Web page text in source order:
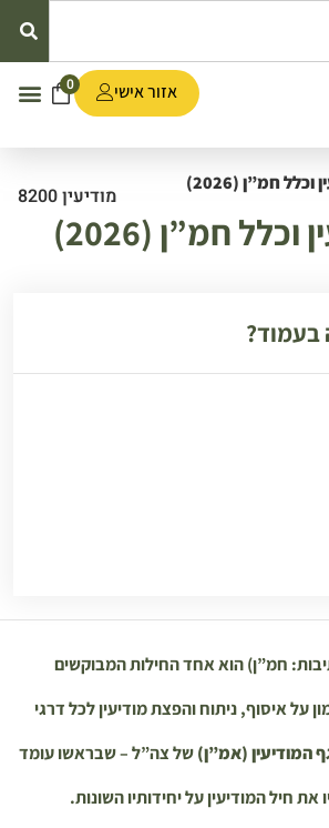
אזור אישי 0
חמ”ן (2026)
חמ”ן (2026)
בעמוד?
המודיעין הוא הגוף המרכזי בקהילת
גופים לאומיים נוספים (המוסד,
השב”כ).
רוצים להגיע מוכנים למיון כלל חמ"ן?
חמ”ן) הוא אחד החילות המבוקשים
על איסוף, ניתוח והפצת מודיעין לכל דרגי
המודיעין (אמ”ן)של צה”ל – שבראשו עומד
חיל המודיעין על יחידותיו השונות.